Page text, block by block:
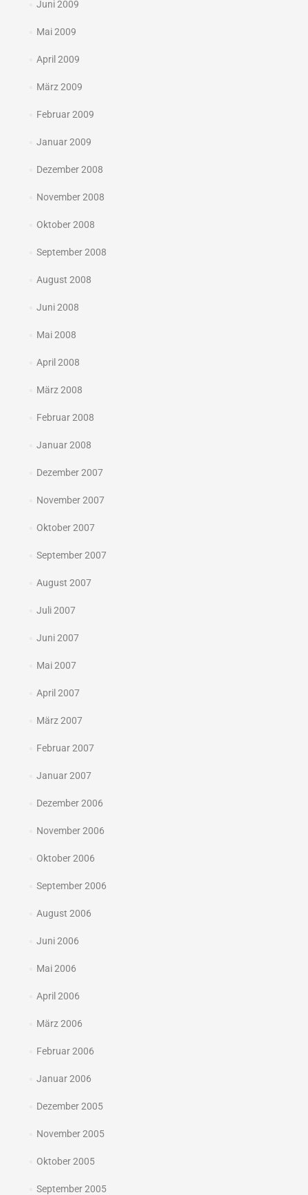
Juni 2009
Mai 2009
April 2009
März 2009
Februar 2009
Januar 2009
Dezember 2008
November 2008
Oktober 2008
September 2008
August 2008
Juni 2008
Mai 2008
April 2008
März 2008
Februar 2008
Januar 2008
Dezember 2007
November 2007
Oktober 2007
September 2007
August 2007
Juli 2007
Juni 2007
Mai 2007
April 2007
März 2007
Februar 2007
Januar 2007
Dezember 2006
November 2006
Oktober 2006
September 2006
August 2006
Juni 2006
Mai 2006
April 2006
März 2006
Februar 2006
Januar 2006
Dezember 2005
November 2005
Oktober 2005
September 2005